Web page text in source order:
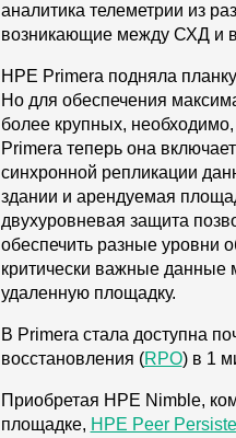
аналитика телеметрии из
возникающие между СХД и
HPE Primera подняла
Но для обеспечения
более крупных,
Primera теперь она
синхронной репликации
здании и арендуемая
двухуровневая защита
обеспечить разные уровни
критически важные данные
удаленную площадку.
В Primera стала доступна
восстановления (RPO) в 1
Приобретая HPE Nimble,
площадке, HPE Peer